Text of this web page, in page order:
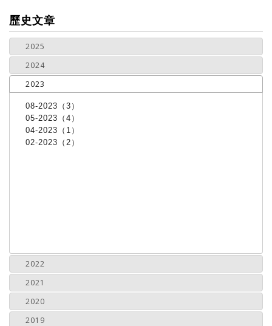
more
歷史文章
2025
2024
2023
08-2023（3）
05-2023（4）
04-2023（1）
02-2023（2）
2022
2021
2020
2019